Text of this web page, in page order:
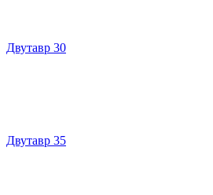
Двутавр 30
Двутавр 35